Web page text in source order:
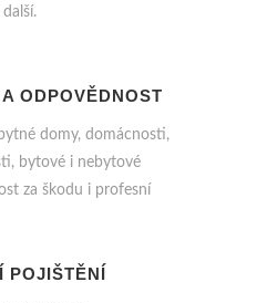
ODPOVĚDNOST
domy, domácnosti,
bytové i nebytové
za škodu i profesní
POJIŠTĚNÍ